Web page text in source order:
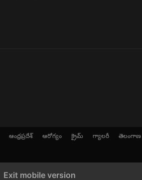
ఆంధ్రప్రదేశ్ ఆరోగ్యం క్రైమ్ గ్యాలరీ తెలంగాణ
Exit mobile version